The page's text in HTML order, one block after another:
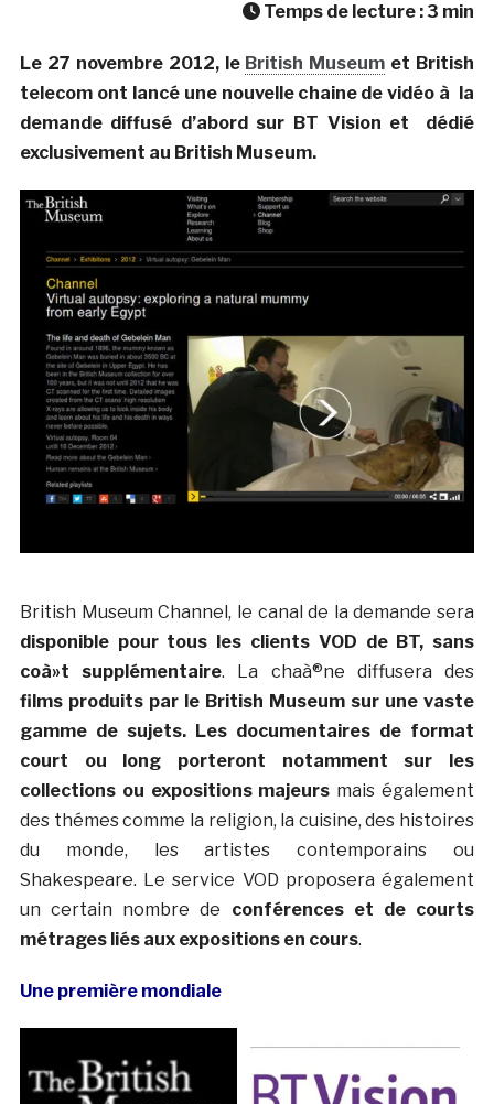
Temps de lecture : 3 min
Le 27 novembre 2012, le British Museum et British
telecom ont lancé une nouvelle chaine de vidéo à la
demande diffusé d’abord sur BT Vision et dédié
exclusivement au British Museum.
British Museum Channel, le canal de la demande sera
disponible pour tous les clients VOD de BT, sans
coà»t supplémentaire. La chaà®ne diffusera des
films produits par le British Museum sur une vaste
gamme de sujets. Les documentaires de format
court ou long porteront notamment sur les
collections ou expositions majeurs mais également
des thémes comme la religion, la cuisine, des histoires
du monde, les artistes contemporains ou
Shakespeare. Le service VOD proposera également
un certain nombre de conférences et de courts
métrages liés aux expositions en cours.
Une première mondiale